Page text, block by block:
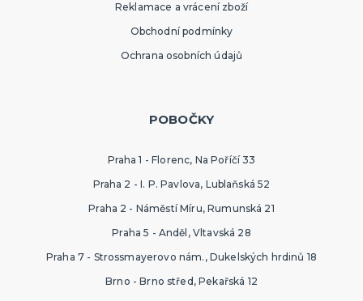
Reklamace a vrácení zboží
Obchodní podmínky
Ochrana osobních údajů
POBOČKY
Praha 1 - Florenc, Na Poříčí 33
Praha 2 - I. P. Pavlova, Lublaňská 52
Praha 2 - Náměstí Míru, Rumunská 21
Praha 5 - Anděl, Vltavská 28
Praha 7 - Strossmayerovo nám., Dukelských hrdinů 18
Brno - Brno střed, Pekařská 12